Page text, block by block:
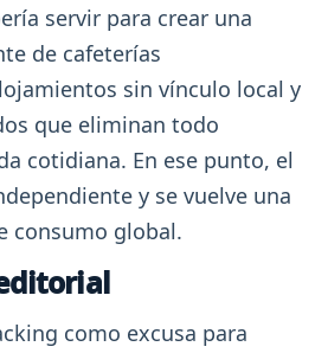
servir para crear una
de cafeterías
sin vínculo local y
que eliminan todo
cotidiana. En ese punto, el
y se vuelve una
consumo global.
como excusa para